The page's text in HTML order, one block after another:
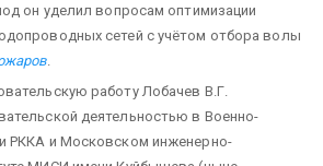
он уделил вопросам оптимизации
сетей с учётом отбора волы
.
работу Лобачев В.Г.
деятельностью в Военно-
РККА и Московском инженерно-